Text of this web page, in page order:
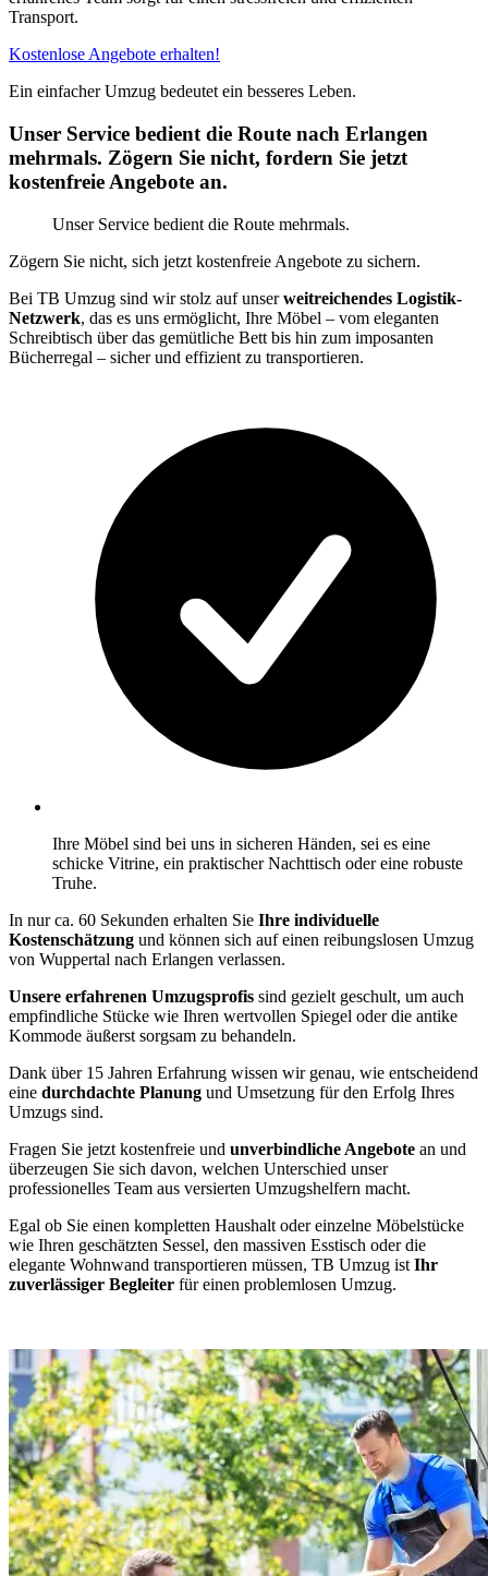
Transport.
Kostenlose Angebote erhalten!
Ein einfacher Umzug bedeutet ein besseres Leben.
Unser Service bedient die Route nach Erlangen
mehrmals. Zögern Sie nicht, fordern Sie jetzt
kostenfreie Angebote an.
Unser Service bedient die Route mehrmals.
Zögern Sie nicht, sich jetzt kostenfreie Angebote zu sichern.
Bei TB Umzug sind wir stolz auf unserweitreichendes Logistik-
Netzwerk, das es uns ermöglicht, Ihre Möbel – vom eleganten
Schreibtisch über das gemütliche Bett bis hin zum imposanten
Bücherregal – sicher und effizient zu transportieren.
Ihre Möbel sind bei uns in sicheren Händen, sei es eine
schicke Vitrine, ein praktischer Nachttisch oder eine robuste
Truhe.
In nur ca. 60 Sekunden erhalten Sie Ihre individuelle
Kostenschätzung und können sich auf einen reibungslosen Umzug
von Wuppertal nach Erlangen verlassen.
Unsere erfahrenen Umzugsprofis sind gezielt geschult, um auch
empfindliche Stücke wie Ihren wertvollen Spiegel oder die antike
Kommode äußerst sorgsam zu behandeln.
Dank über 15 Jahren Erfahrung wissen wir genau, wie entscheidend
eine durchdachte Planung und Umsetzung für den Erfolg Ihres
Umzugs sind.
Fragen Sie jetzt kostenfreie und unverbindliche Angebote an und
überzeugen Sie sich davon, welchen Unterschied unser
professionelles Team aus versierten Umzugshelfern macht.
Egal ob Sie einen kompletten Haushalt oder einzelne Möbelstücke
wie Ihren geschätzten Sessel, den massiven Esstisch oder die
elegante Wohnwand transportieren müssen, TB Umzug ist Ihr
zuverlässiger Begleiter für einen problemlosen Umzug.